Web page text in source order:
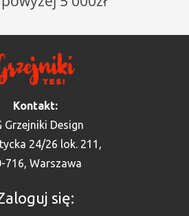
Kontakt:
Grzejniki Design
24/26 lok. 211,
716, Warszawa
się: